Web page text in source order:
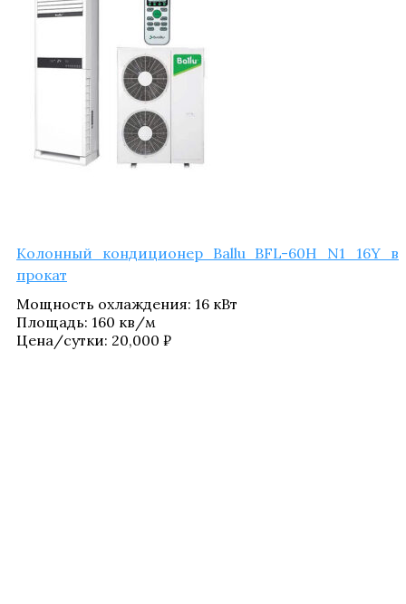
Колон­ный кон­ди­ци­о­нер Ballu BFL-60H N1_​16Y в
прокат
Мощ­ность охла­жде­ния: 16 кВт
Пло­щадь: 160 кв/​м
Цена/​сутки: 20,000 ₽